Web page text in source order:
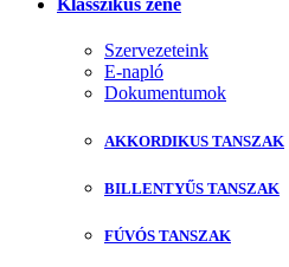
Szervezeteink
E-napló
Dokumentumok
AKKORDIKUS TANSZAK
BILLENTYŰS TANSZAK
FÚVÓS TANSZAK